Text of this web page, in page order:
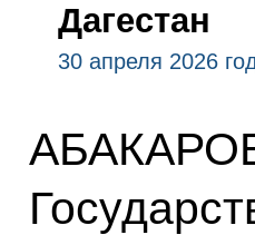
Дагестан
30 апреля 2026
АБАКАРОВ